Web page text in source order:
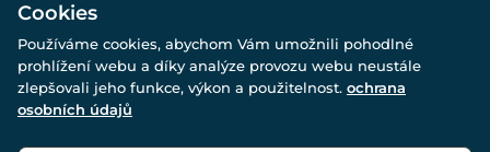
© Všechna práva vyhrazena. www.drakkaria.cz 2007-2026.
Cookies
Používáme cookies, abychom Vám umožnili pohodlné
prohlížení webu a díky analýze provozu webu neustále
zlepšovali jeho funkce, výkon a použitelnost. ochrana
osobních údajů